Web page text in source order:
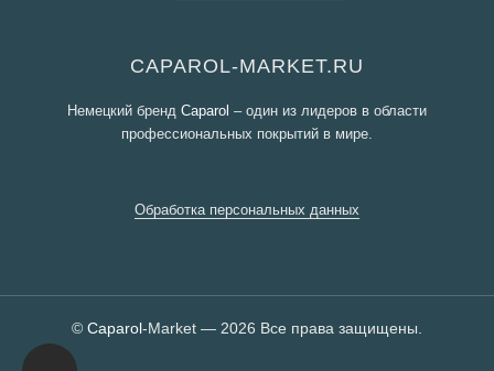
CAPAROL-MARKET.RU
Немецкий бренд Caparol – один из лидеров в области
профессиональных покрытий в мире.
Обработка персональных данных
© Caparol-Market — 2026 Все права защищены.